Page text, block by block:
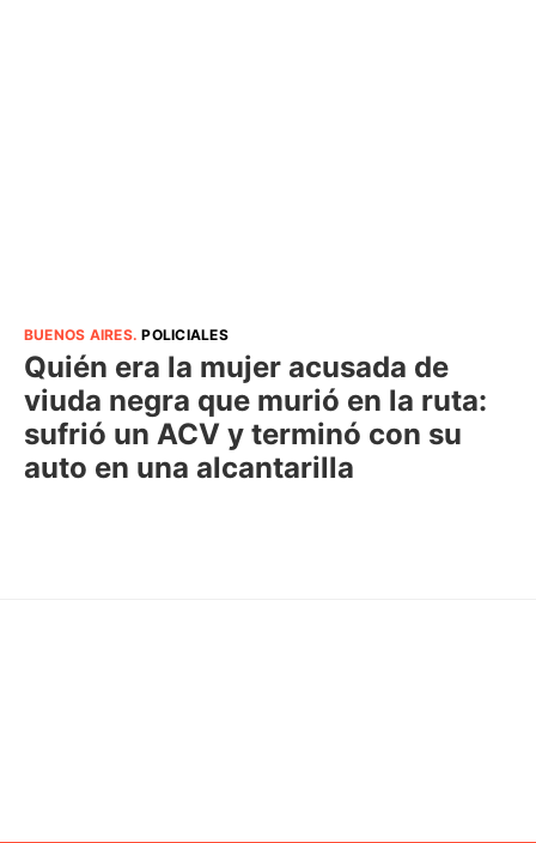
BUENOS AIRES.POLICIALES
Quién era la mujer acusada de
viuda negra que murió en la ruta:
sufrió un ACV y terminó con su
auto en una alcantarilla